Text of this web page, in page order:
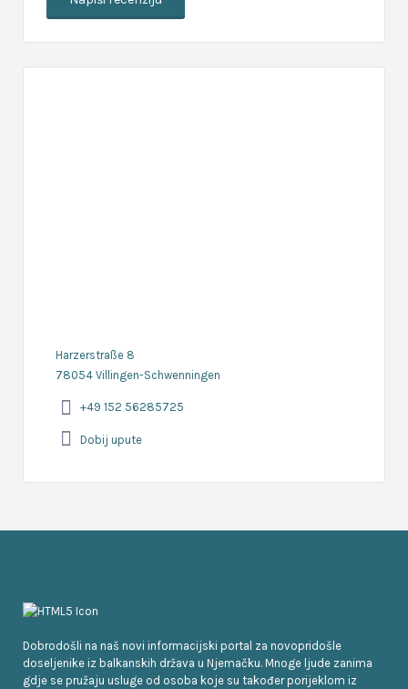
Harzerstraße 8
78054 Villingen-Schwenningen
+49 152 56285725
Dobij upute
Dobrodošli na naš novi informacijski portal za novopridošle
doseljenike iz balkanskih država u Njemačku. Mnoge ljude zanima
gdje se pružaju usluge od osoba koje su također porijeklom iz